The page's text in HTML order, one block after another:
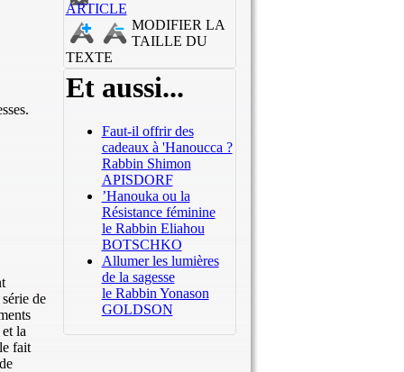
de
la
fait
ARTICLE
MODIFIER LA
TAILLE DU
TEXTE
Et aussi...
Faut-il offrir des
cadeaux à 'Hanoucca ?
Rabbin Shimon
APISDORF
’Hanouka ou la
Résistance féminine
le Rabbin Eliahou
BOTSCHKO
Allumer les lumières
de la sagesse
le Rabbin Yonason
GOLDSON